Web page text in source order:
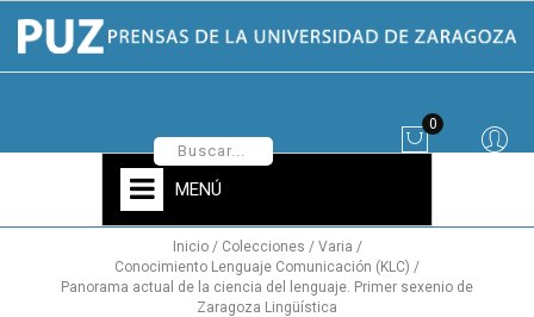
0
MENÚ
Inicio Colecciones
Varia
Conocimiento Lenguaje Comunicación (KLC)
Panorama actual de la ciencia del lenguaje. Primer sexenio de
Zaragoza Lingüística